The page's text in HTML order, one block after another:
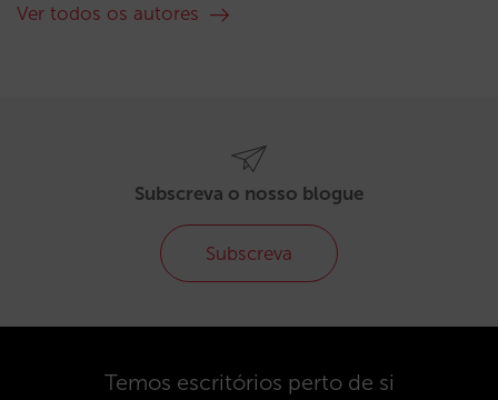
Ver todos os autores
Subscreva o nosso blogue
Subscreva
Temos escritórios perto de si